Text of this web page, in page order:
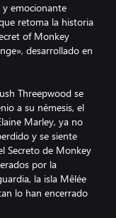
emocionante
retoma la historia
of Monkey
desarrollado en
Threepwood se
a su némesis, el
Marley, ya no
y se siente
Secreto de Monkey
por la
la isla Mêlée
lo han encerrado